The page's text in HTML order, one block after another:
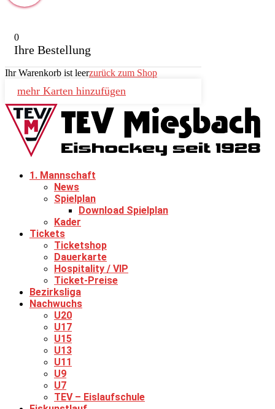
0
Ihre Bestellung
Ihr Warenkorb ist leerzurück zum Shop
mehr Karten hinzufügen
1. Mannschaft
News
Spielplan
Download Spielplan
Kader
Tickets
Ticketshop
Dauerkarte
Hospitality / VIP
Ticket-Preise
Bezirksliga
Nachwuchs
U20
U17
U15
U13
U11
U9
U7
TEV – Eislaufschule